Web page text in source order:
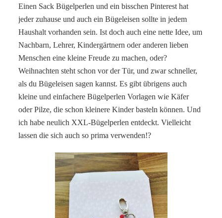
Einen Sack Bügelperlen und ein bisschen Pinterest hat
jeder zuhause und auch ein Bügeleisen sollte in jedem
Haushalt vorhanden sein. Ist doch auch eine nette Idee, um
Nachbarn, Lehrer, Kindergärtnern oder anderen lieben
Menschen eine kleine Freude zu machen, oder?
Weihnachten steht schon vor der Tür, und zwar schneller,
als du Bügeleisen sagen kannst. Es gibt übrigens auch
kleine und einfachere Bügelperlen Vorlagen wie Käfer
oder Pilze, die schon kleinere Kinder basteln können. Und
ich habe neulich XXL-Bügelperlen entdeckt. Vielleicht
lassen die sich auch so prima verwenden!?